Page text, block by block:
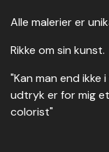
Alle malerier er
Rikke om sin kunst.
"Kan man end ikke
udtryk er for mig
colorist"